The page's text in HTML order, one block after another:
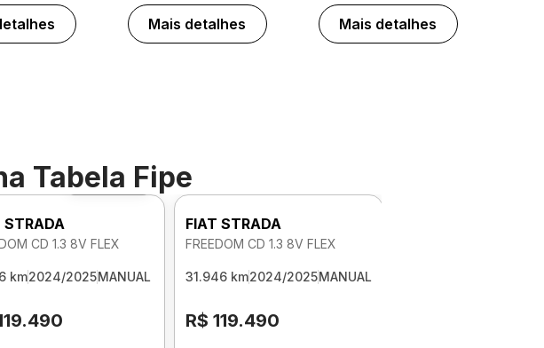
Mais detalhes Mais detalhes
Tabela Fipe
Foto 360º
STRADA
CD 1.3 8V FLEX
km2024/2025MANUAL
FIAT STRADA
FREEDOM CD 1.3 8V FLEX
31.946 km2024/2025MANUAL
R$ 119.490